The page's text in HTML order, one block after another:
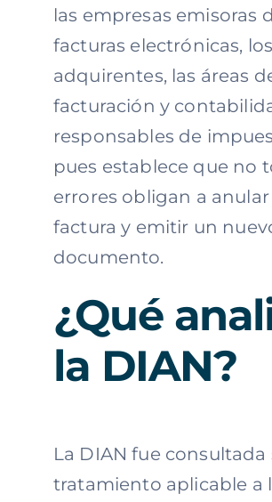
las empresas emisoras
facturas electrónicas, los
adquirentes, las áreas
facturación y
responsables de
pues establece que no
errores obligan a anular
factura y emitir un
documento.
¿Qué
la DIAN?
La DIAN fue consultada
tratamiento aplicable a